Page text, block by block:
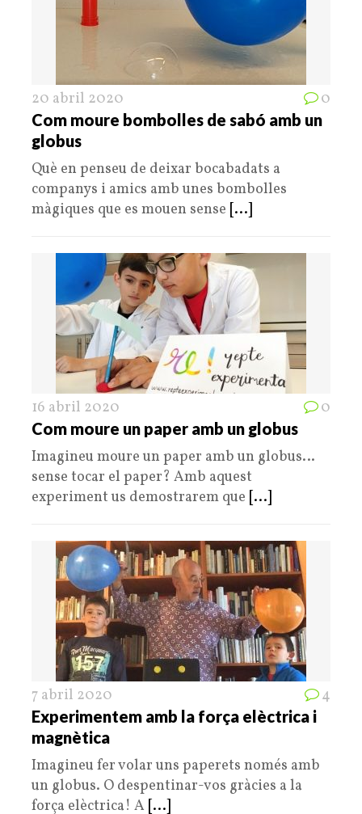
20 abril 2020 0
Com moure bombolles de sabó amb un
globus
Què en penseu de deixar bocabadats a
companys i amics amb unes bombolles
màgiques que es mouen sense [...]
16 abril 2020 0
Com moure un paper amb un globus
Imagineu moure un paper amb un globus…
sense tocar el paper? Amb aquest
experiment us demostrarem que [...]
7 abril 2020 4
Experimentem amb la força elèctrica i
magnètica
Imagineu fer volar uns paperets només amb
un globus. O despentinar-vos gràcies a la
força elèctrica! A [...]